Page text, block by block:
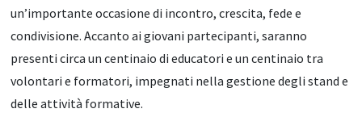
un’importante occasione di incontro, crescita, fede e
condivisione. Accanto ai giovani partecipanti, saranno
presenti circa un centinaio di educatori e un centinaio tra
volontari e formatori, impegnati nella gestione degli stand e
delle attività formative.